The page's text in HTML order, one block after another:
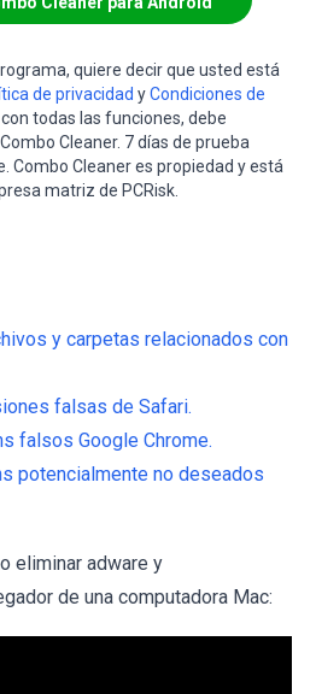
quiere decir que usted está
de privacidad yCondiciones de
todas las funciones, debe
Cleaner. 7 días de prueba
Combo Cleaner es propiedad y está
matriz de PCRisk.
y carpetas relacionados con
falsas de Safari.
falsos Google Chrome.
potencialmente no deseados
eliminar adware y
de una computadora Mac: